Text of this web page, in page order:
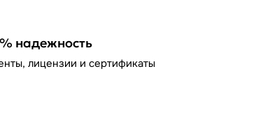
надежность
лицензии и сертификаты